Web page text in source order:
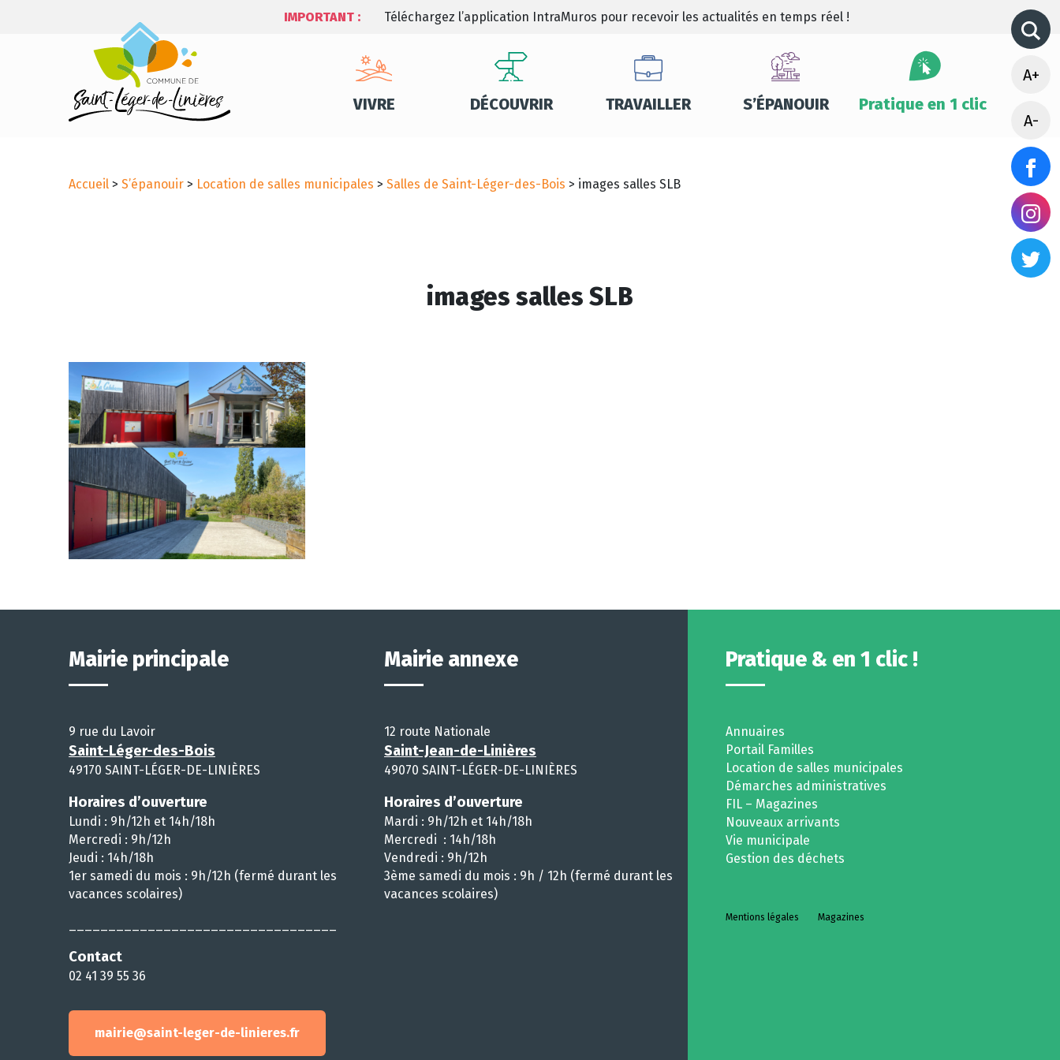
IMPORTANT : Téléchargez l’application IntraMuros pour recevoir les actualités en temps réel !
VIVRE DÉCOUVRIR TRAVAILLER S’ÉPANOUIR Pratique en 1 clic
A+
A-
Accueil > S’épanouir > Location de salles municipales > Salles de Saint-Léger-des-Bois > images salles SLB
images salles SLB
Mairie principale
9 rue du Lavoir
Saint-Léger-des-Bois
49170 SAINT-LÉGER-DE-LINIÈRES
Horaires d’ouverture
Lundi : 9h/12h et 14h/18h
Mercredi : 9h/12h
Jeudi : 14h/18h
1er samedi du mois : 9h/12h (fermé durant les
vacances scolaires)
Contact
02 41 39 55 36
mairie@saint-leger-de-linieres.fr
Mairie annexe
12 route Nationale
Saint-Jean-de-Linières
49070 SAINT-LÉGER-DE-LINIÈRES
Horaires d’ouverture
Mardi : 9h/12h et 14h/18h
Mercredi : 14h/18h
Vendredi : 9h/12h
3ème samedi du mois : 9h / 12h (fermé durant les
vacances scolaires)
Pratique & en 1 clic !
Annuaires
Portail Familles
Location de salles municipales
Démarches administratives
FIL – Magazines
Nouveaux arrivants
Vie municipale
Gestion des déchets
Mentions légales Magazines